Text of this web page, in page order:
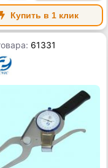
Купить в 1 клик
61331